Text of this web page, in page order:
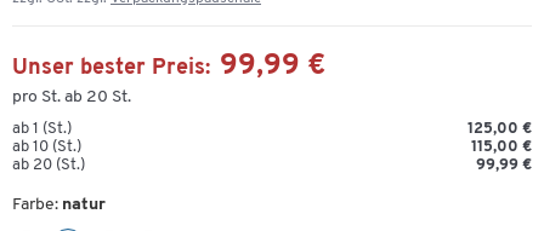
Unser bester Preis: 99,99 €
pro St. ab 20 St.
ab 1 (St.)
125,00 €
ab 10 (St.)
115,00 €
ab 20 (St.)
99,99 €
Farbe: natur